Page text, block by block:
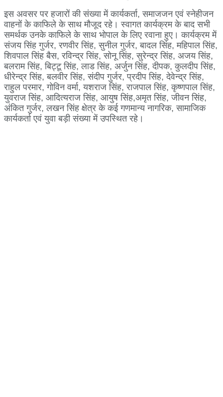
इस अवसर पर हजारों की संख्या में कार्यकर्ता, समाजजन एवं स्नेहीजन
वाहनों के काफिले के साथ मौजूद रहे। स्वागत कार्यक्रम के बाद सभी
समर्थक उनके काफिले के साथ भोपाल के लिए रवाना हुए। कार्यक्रम में
संजय सिंह गुर्जर, रणवीर सिंह, सुनील गुर्जर, बादल सिंह, महिपाल सिंह,
शिवपाल सिंह बैस, रविन्द्र सिंह, सोनू सिंह, सुरेन्द्र सिंह, अजय सिंह,
बलराम सिंह, बिट्टू सिंह, लाड सिंह, अर्जुन सिंह, दीपक, कुलदीप सिंह,
धीरेन्द्र सिंह, बलवीर सिंह, संदीप गुर्जर, प्रदीप सिंह, देवेन्द्र सिंह,
राहुल परमार, गोविन वर्मा, यशराज सिंह, राजपाल सिंह, कृष्णपाल सिंह,
युवराज सिंह, आदित्यराज सिंह, आयुष सिंह,अमृत सिंह, जीवन सिंह,
अंकित गुर्जर, लखन सिंह क्षेत्र के कई गणमान्य नागरिक, सामाजिक
कार्यकर्ता एवं युवा बड़ी संख्या में उपस्थित रहे।